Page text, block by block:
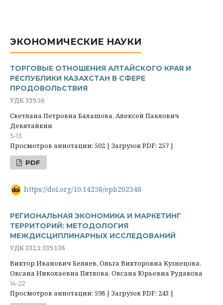
ЭКОНОМИЧЕСКИЕ НАУКИ
ТОРГОВЫЕ ОТНОШЕНИЯ АЛТАЙСКОГО КРАЯ И
РЕСПУБЛИКИ КАЗАХСТАН В СФЕРЕ
ПРОДОВОЛЬСТВИЯ
УДК 339.56
Светлана Петровна Балашова, Алексей Павлович
Девятайкин
5-13
Просмотров аннотации: 502 | Загрузок PDF: 257 |
PDF
https://doi.org/10.14258/epb202348
РЕГИОНАЛЬНАЯ ЭКОНОМИКА И МАРКЕТИНГ
ТЕРРИТОРИЙ: МЕТОДОЛОГИЯ
МЕЖДИСЦИПЛИНАРНЫХ ИССЛЕДОВАНИЙ
УДК 332.1:339.138
Виктор Иванович Беляев, Ольга Викторовна Кузнецова,
Оксана Николаевна Пяткова, Оксана Юрьевна Рудакова
14-22
Просмотров аннотации: 598 | Загрузок PDF: 243 |